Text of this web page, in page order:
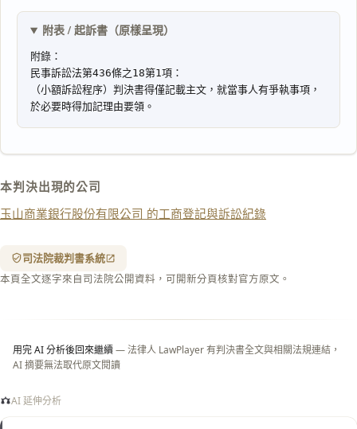
附表 / 起訴書（原樣呈現）
本判決出現的公司
玉山商業銀行股份有限公司 的工商登記與訴訟紀錄
司法院裁判書系統
本頁全文逐字來自司法院公開資料，可開新分頁核對官方原文。
用完 AI 分析後回來繼續— 法律人 LawPlayer 有判決書全文與相關法規連結，
AI 摘要無法取代原文閱讀
AI 延伸分析